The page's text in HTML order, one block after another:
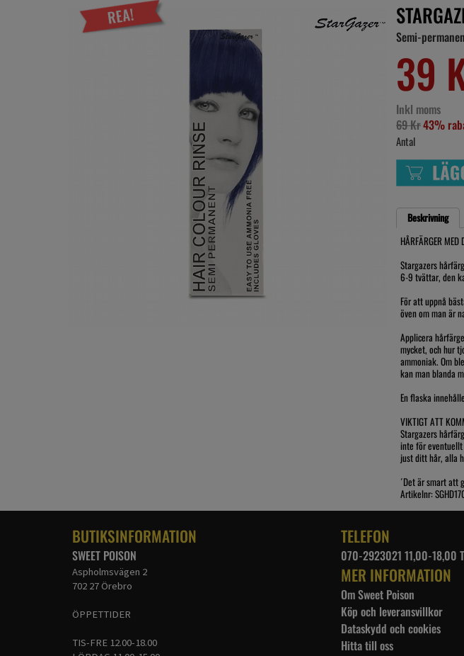
Semi-
39
Inkl moms
69 Kr43%
Antal
Beskrivning
HÅRFÄRGER MED
Stargazers
6-9 tvättar, den
För att uppnå
öven om man är
Applicera
mycket, och hur
ammoniak. Om
kan man blanda
En flaska
VIKTIGT ATT
Stargazers
inte för
just ditt hår, alla
´Det är smart att
Artikelnr:
BUTIKSINFORMATION
SWEET POISON
Aspholmsvägen 2
702 27 Örebro
ÖPPETTIDER
TIS-FRE 12.00-18.00
TELEFON
070-2923021 11,00-18,00
MER INFORMATION
Om Sweet Poison
Köp och leveransvillkor
Dataskydd och cookies
Hitta till oss